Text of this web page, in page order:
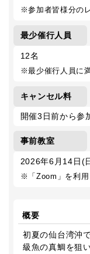
※参加者皆様分の
最少催行人員
12名
※最少催行人員に
キャンセル料
開催3日前から参
事前教室
2026年6月14日
※「Zoom」を利
概要
初夏の仙台湾沖
級魚の真鯛を狙